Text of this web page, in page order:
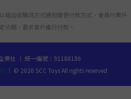
電話或簡訊方式通知變更付款方式、會員付費升
分期、要求客戶進行付款。
業社 ｜ 統一編號：91188186
｜ © 2020 SCC Toys All rights reserved